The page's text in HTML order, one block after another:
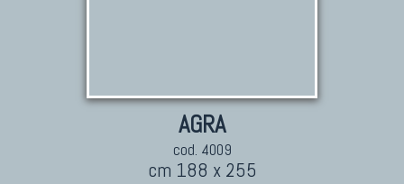
AGRA
cod. 4009
cm 188 x 255